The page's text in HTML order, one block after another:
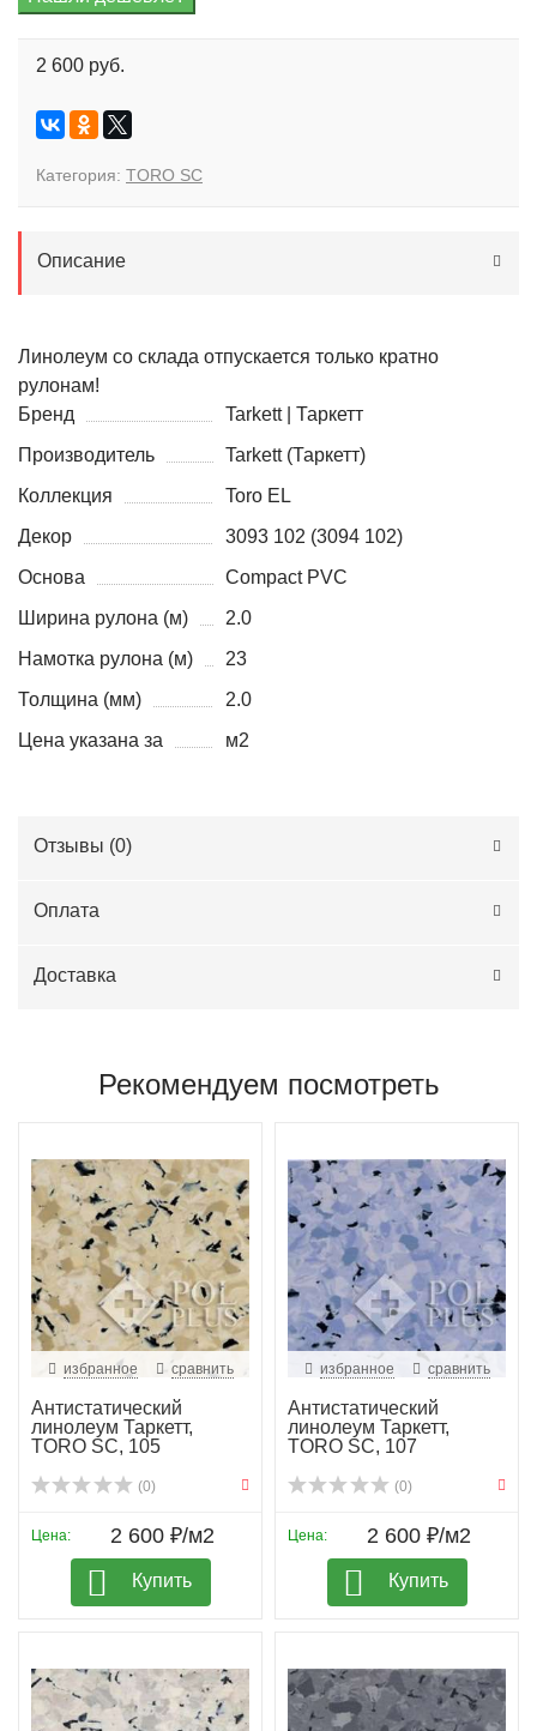
2 600 руб.
Категория: TORO SC
Описание
Линолеум со склада отпускается только кратно
рулонам!
Бренд
Tarkett | Таркетт
Производитель
Tarkett (Таркетт)
Коллекция
Toro EL
Декор
3093 102 (3094 102)
Основа
Compact PVC
Ширина рулона (м)
2.0
Намотка рулона (м)
23
Толщина (мм)
2.0
Цена указана за
м2
Отзывы (0)
Оплата
Доставка
Рекомендуем посмотреть
избранное сравнить
Антистатический
линолеум Таркетт,
TORO SC, 105
(0)
Цена: 2 600 ₽/м2
Купить
избранное сравнить
Антистатический
линолеум Таркетт,
TORO SC, 107
(0)
Цена: 2 600 ₽/м2
Купить